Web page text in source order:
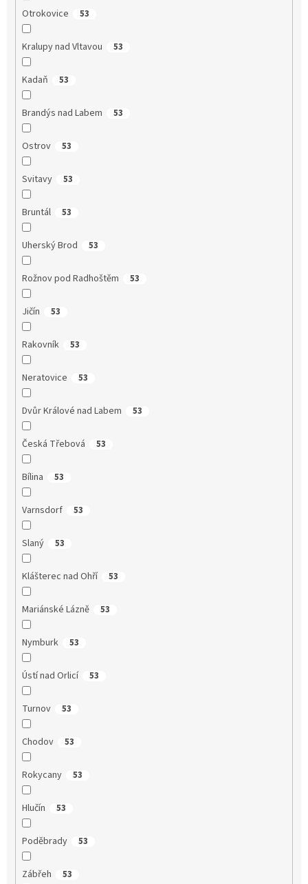
Otrokovice 53
Kralupy nad Vltavou 53
Kadaň 53
Brandýs nad Labem 53
Ostrov 53
Svitavy 53
Bruntál 53
Uherský Brod 53
Rožnov pod Radhoštěm 53
Jičín 53
Rakovník 53
Neratovice 53
Dvůr Králové nad Labem 53
Česká Třebová 53
Bílina 53
Varnsdorf 53
Slaný 53
Klášterec nad Ohří 53
Mariánské Lázně 53
Nymburk 53
Ústí nad Orlicí 53
Turnov 53
Chodov 53
Rokycany 53
Hlučín 53
Poděbrady 53
Zábřeh 53